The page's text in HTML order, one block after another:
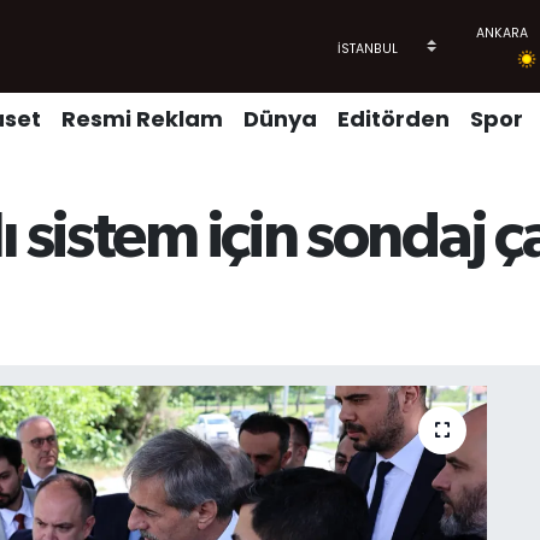
Resmi Reklam Dünya Editörden Spor
sistem için sondaj